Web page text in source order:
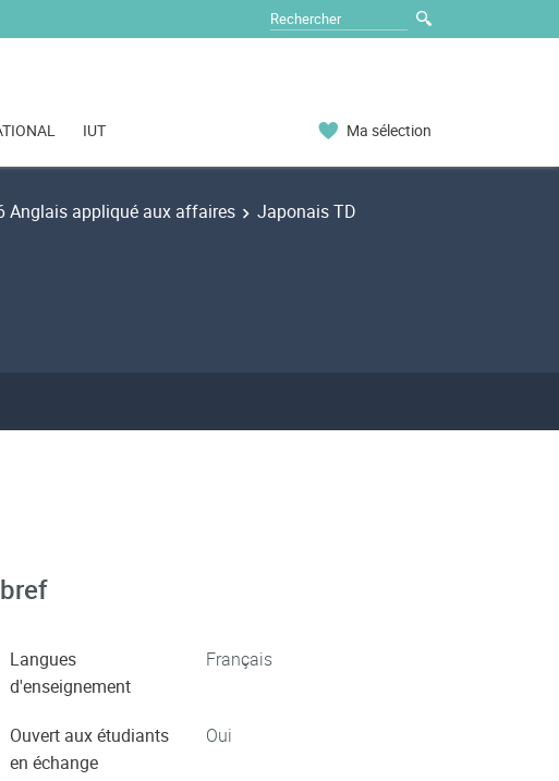
IUT Ma sélection
Anglais appliqué aux affaires Japonais TD
Langues
d'enseignement
Français
Ouvert aux étudiants
en échange
Oui